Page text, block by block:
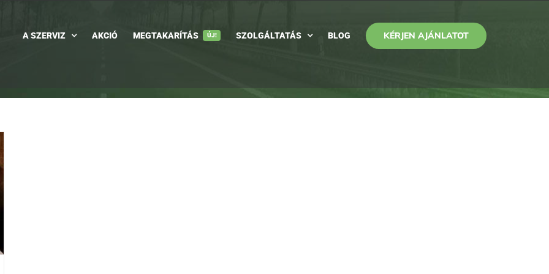
A SZERVIZ AKCIÓ MEGTAKARÍTÁS ÚJ! SZOLGÁLTATÁS BLOG KÉRJEN AJÁNLATOT